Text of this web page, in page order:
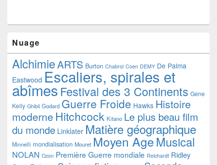
Nuage
AlchimieARTS Burton Chabrol Coen DEMY De Palma
Eastwood Escaliers, spirales et
abîmesFestival des 3 Continents Gene
Kelly Ghibli Godard Guerre Froide Hawks Histoire
moderne Hitchcock Kitano Le plus beau film
du monde Linklater Matière géographique
Minnelli mondialisation Mouret Moyen AgeMusical
NOLAN Ozon Première Guerre mondiale Reichardt Ridley